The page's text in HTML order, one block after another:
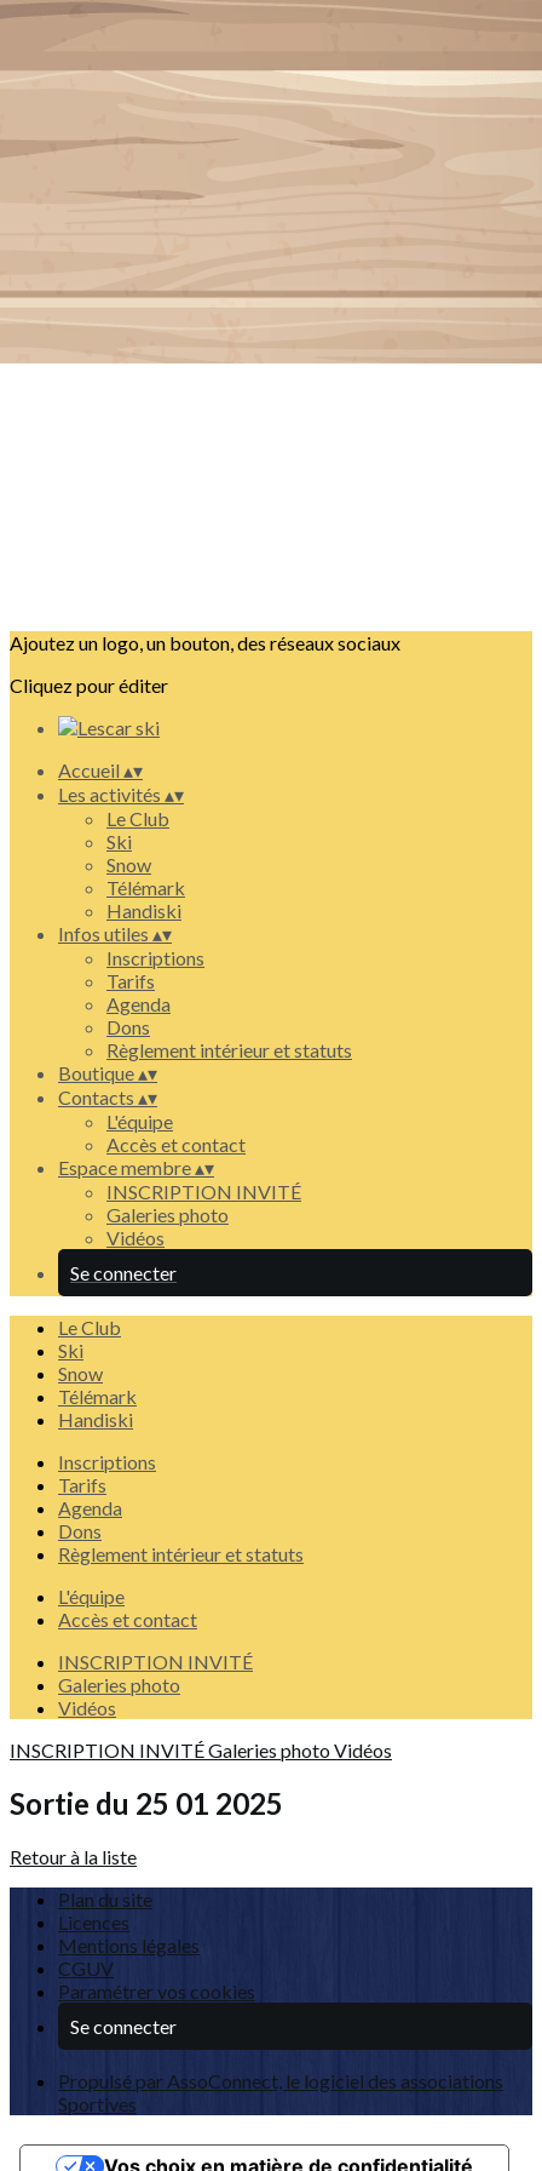
>
Galeries photo
Cliquez pour éditer
Ajoutez un logo, un bouton, des réseaux sociaux
Cliquez pour éditer
Accueil ▴▾
Les activités ▴▾
Le Club
Ski
Snow
Télémark
Handiski
Infos utiles ▴▾
Inscriptions
Tarifs
Agenda
Dons
Règlement intérieur et statuts
Boutique▴▾
Contacts ▴▾
L'équipe
Accès et contact
Espace membre▴▾
INSCRIPTION INVITÉ
Galeries photo
Vidéos
Se connecter
Le Club
Ski
Snow
Télémark
Handiski
Inscriptions
Tarifs
Agenda
Dons
Règlement intérieur et statuts
L'équipe
Accès et contact
INSCRIPTION INVITÉ
Galeries photo
Vidéos
INSCRIPTION INVITÉGaleries photoVidéos
Sortie du 25 01 2025
Retour à la liste
Plan du site
Licences
Mentions légales
CGUV
Paramétrer vos cookies
Se connecter
Propulsé par AssoConnect, le logiciel des associations
Sportives
Vos choix en matière de confidentialité